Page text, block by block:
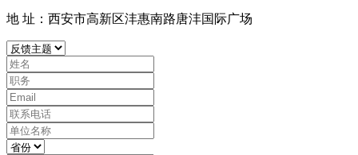
地 址：西安市高新区沣惠南路唐沣国际广场